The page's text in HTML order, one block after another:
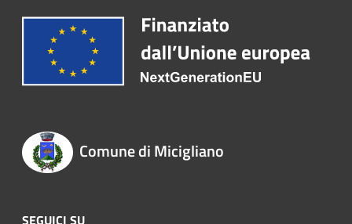
Comune di Micigliano
SEGUICI SU